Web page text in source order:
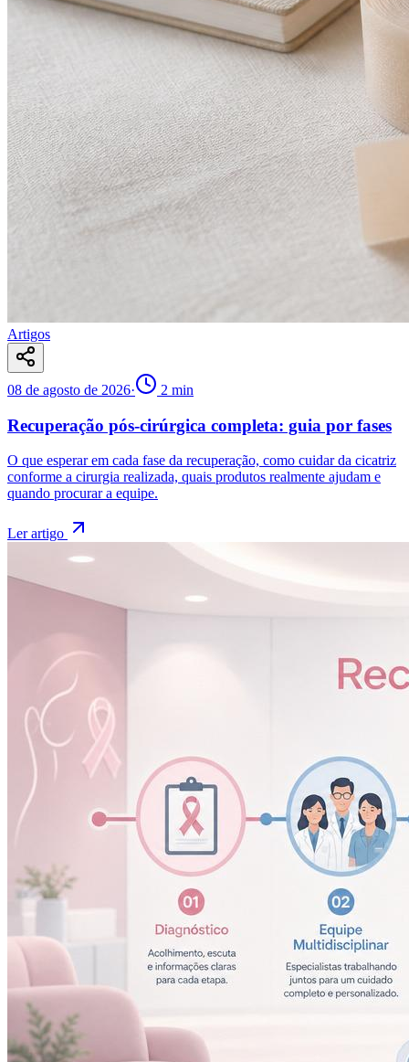
Artigos
08 de agosto de 2026· 2 min
Recuperação pós-cirúrgica completa: guia por fases
O que esperar em cada fase da recuperação, como cuidar da cicatriz
conforme a cirurgia realizada, quais produtos realmente ajudam e
quando procurar a equipe.
Ler artigo